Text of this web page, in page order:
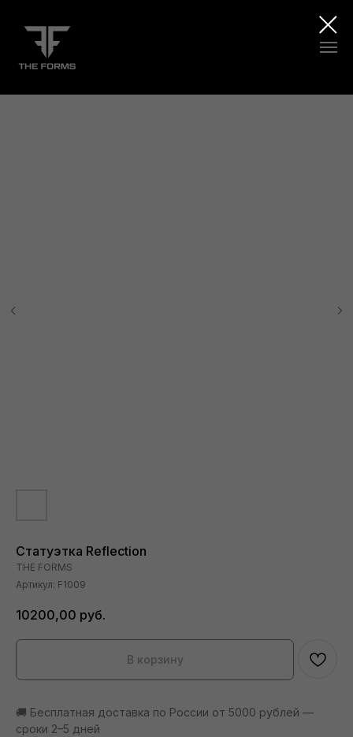
Статуэтка Reflection
THE FORMS
Артикул: F1009
10200,00 руб.
В корзину
🚚 Бесплатная доставка по России от 5000 рублей —
сроки 2–5 дней